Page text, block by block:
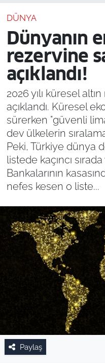
DÜNYA
Dünyanın
rezervine
açıklandı!
2026 yılı küresel
açıklandı. Küresel
sürerken "güvenli
dev ülkelerin
Peki, Türkiye dünya
listede kaçıncı
Bankalarının
nefes kesen o liste...
Paylaş
Resmi İlanlar
Son Dakika
Haber Arşivi